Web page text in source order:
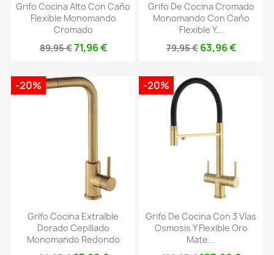
Grifo Cocina Alto Con Caño
Flexible Monomando
Cromado
89,95 €71,96 €
Grifo De Cocina Cromado
Monomando Con Caño
Flexible Y...
79,95 € 63,96 €
Grifo Cocina Extraíble
Dorado Cepillado
Monomando Redondo
-20%
Grifo De Cocina Con 3 Vías
Osmosis Y Flexible Oro
Mate...
-20%